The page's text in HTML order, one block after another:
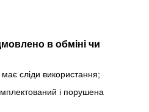
в обміні чи
сліди використання;
і порушена